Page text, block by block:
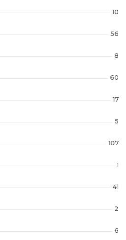
10
56
8
60
17
5
107
1
41
2
6